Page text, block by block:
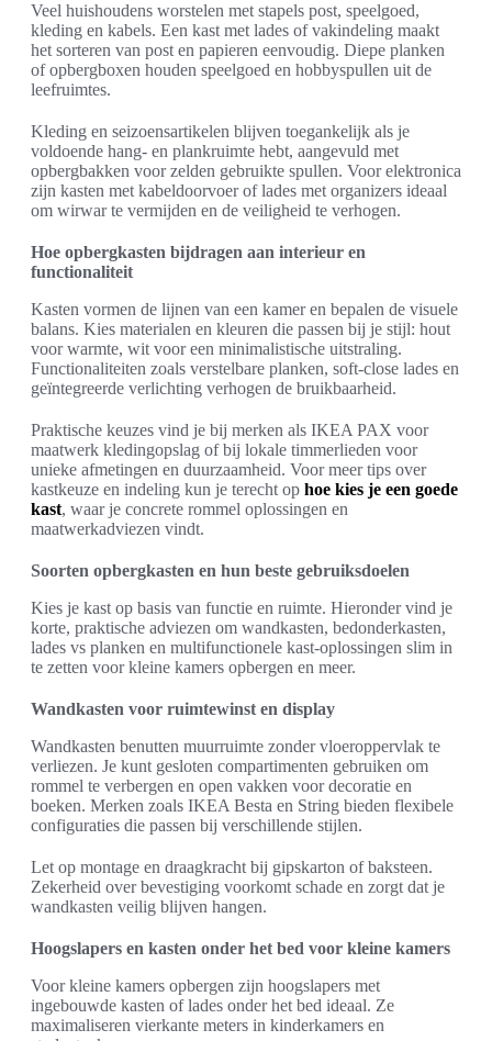
Veel huishoudens worstelen met stapels post, speelgoed,
kleding en kabels. Een kast met lades of vakindeling maakt
het sorteren van post en papieren eenvoudig. Diepe planken
of opbergboxen houden speelgoed en hobbyspullen uit de
leefruimtes.
Kleding en seizoensartikelen blijven toegankelijk als je
voldoende hang- en plankruimte hebt, aangevuld met
opbergbakken voor zelden gebruikte spullen. Voor elektronica
zijn kasten met kabeldoorvoer of lades met organizers ideaal
om wirwar te vermijden en de veiligheid te verhogen.
Hoe opbergkasten bijdragen aan interieur en
functionaliteit
Kasten vormen de lijnen van een kamer en bepalen de visuele
balans. Kies materialen en kleuren die passen bij je stijl: hout
voor warmte, wit voor een minimalistische uitstraling.
Functionaliteiten zoals verstelbare planken, soft-close lades en
geïntegreerde verlichting verhogen de bruikbaarheid.
Praktische keuzes vind je bij merken als IKEA PAX voor
maatwerk kledingopslag of bij lokale timmerlieden voor
unieke afmetingen en duurzaamheid. Voor meer tips over
kastkeuze en indeling kun je terecht op hoe kies je een goede
kast, waar je concrete rommel oplossingen en
maatwerkadviezen vindt.
Soorten opbergkasten en hun beste gebruiksdoelen
Kies je kast op basis van functie en ruimte. Hieronder vind je
korte, praktische adviezen om wandkasten, bedonderkasten,
lades vs planken en multifunctionele kast-oplossingen slim in
te zetten voor kleine kamers opbergen en meer.
Wandkasten voor ruimtewinst en display
Wandkasten benutten muurruimte zonder vloeroppervlak te
verliezen. Je kunt gesloten compartimenten gebruiken om
rommel te verbergen en open vakken voor decoratie en
boeken. Merken zoals IKEA Besta en String bieden flexibele
configuraties die passen bij verschillende stijlen.
Let op montage en draagkracht bij gipskarton of baksteen.
Zekerheid over bevestiging voorkomt schade en zorgt dat je
wandkasten veilig blijven hangen.
Hoogslapers en kasten onder het bed voor kleine kamers
Voor kleine kamers opbergen zijn hoogslapers met
ingebouwde kasten of lades onder het bed ideaal. Ze
maximaliseren vierkante meters in kinderkamers en